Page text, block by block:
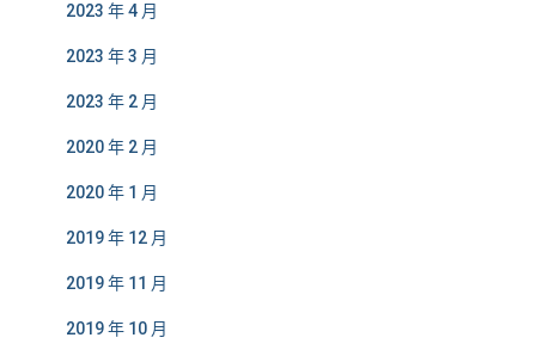
2023 年 4 月
2023 年 3 月
2023 年 2 月
2020 年 2 月
2020 年 1 月
2019 年 12 月
2019 年 11 月
2019 年 10 月